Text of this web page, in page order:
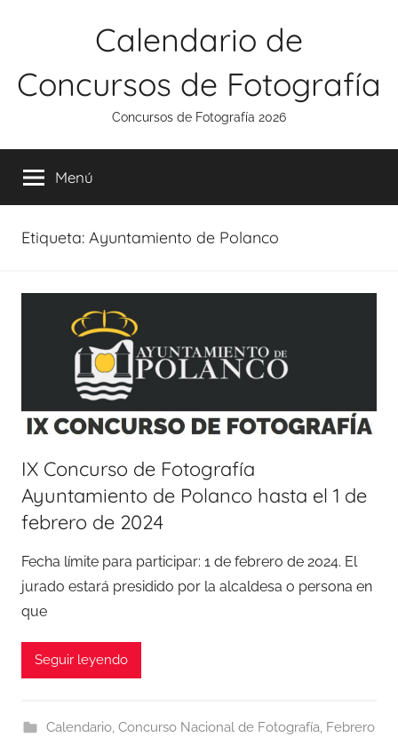
Calendario de
Concursos de Fotografía
Concursos de Fotografía 2026
Menú
Etiqueta: Ayuntamiento de Polanco
IX Concurso de Fotografía
Ayuntamiento de Polanco hasta el 1 de
febrero de 2024
Fecha límite para participar: 1 de febrero de 2024. El
jurado estará presidido por la alcaldesa o persona en
que
Seguir leyendo
Calendario, Concurso Nacional de Fotografía, Febrero